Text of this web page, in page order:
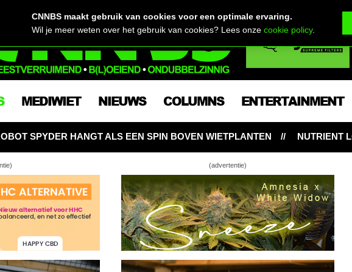
MEDIWIET NIEUWS COLUMNS ENTERTAINMENT
SPIN BOVEN WIETPLANTEN NUTRIENT LOCKOUT: HONGERIGE
(advertentie)
CNNBS maakt gebruik van cookies voor een optimale ervaring.
Wil je meer weten over het gebruik van cookies? Lees onzecookie policy.